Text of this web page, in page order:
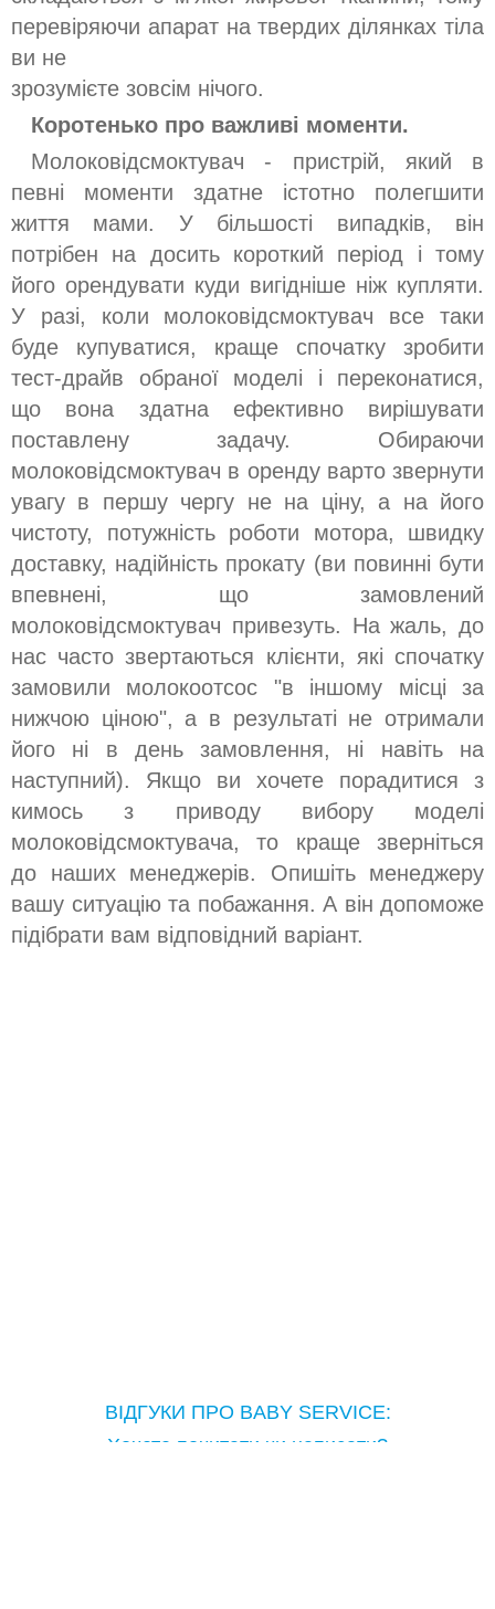
перевіряючи апарат на твердих ділянках тіла
ви не
зрозумієте зовсім нічого.
Коротенько про важливі моменти.
Молоковідсмоктувач - пристрій, який в
певні моменти здатне істотно полегшити
життя мами. У більшості випадків, він
потрібен на досить короткий період і тому
його орендувати куди вигідніше ніж купляти.
У разі, коли молоковідсмоктувач все таки
буде купуватися, краще спочатку зробити
тест-драйв обраної моделі і переконатися,
що вона здатна ефективно вирішувати
поставлену задачу. Обираючи
молоковідсмоктувач в оренду варто звернути
увагу в першу чергу не на ціну, а на його
чистоту, потужність роботи мотора, швидку
доставку, надійність прокату (ви повинні бути
впевнені, що замовлений
молоковідсмоктувач привезуть. На жаль, до
нас часто звертаються клієнти, які спочатку
замовили молокоотсос "в іншому місці за
нижчою ціною", а в результаті не отримали
його ні в день замовлення, ні навіть на
наступний). Якщо ви хочете порадитися з
кимось з приводу вибору моделі
молоковідсмоктувача, то краще зверніться
до наших менеджерів. Опишіть менеджеру
вашу ситуацію та побажання. А він допоможе
підібрати вам відповідний варіант.
ВІДГУКИ ПРО BABY SERVICE:
Хочете почитати чи написати?